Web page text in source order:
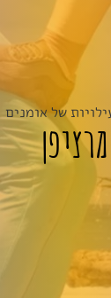
של אומנים
מרציפן